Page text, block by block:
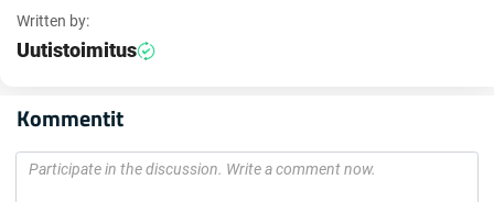
Written by:
Uutistoimitus
Kommentit